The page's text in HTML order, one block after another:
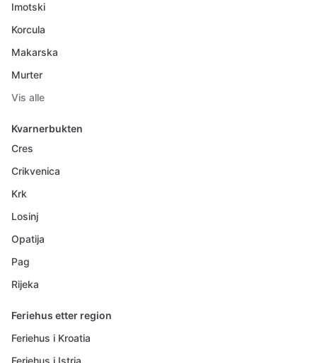
Imotski
Korcula
Makarska
Murter
Vis alle
Kvarnerbukten
Cres
Crikvenica
Krk
Losinj
Opatija
Pag
Rijeka
Feriehus etter region
Feriehus i Kroatia
Feriehus i Istria